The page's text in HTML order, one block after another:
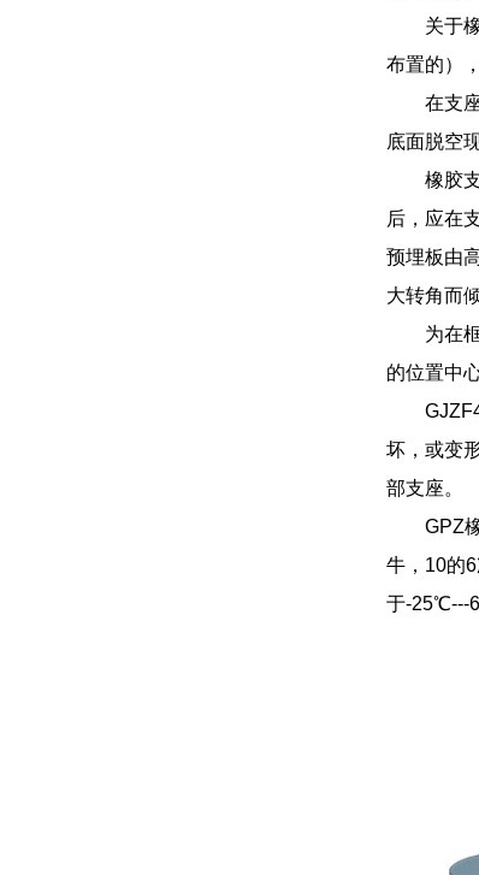
关于
布置的）
在支
底面脱空
橡胶
后，应在
预埋板由
大转角而
为在
的位置中
坏，或变
部支座。
GPZ
牛，10的
于-25℃---